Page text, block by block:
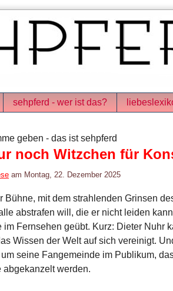
sehpferd - wer ist das?
geben - das ist sehpferd
noch Witzchen für
am Montag, 22. Dezember 2025
Bühne, mit dem strahlenden Grinsen
abstrafen will, die er nicht leiden
im Fernsehen geübt. Kurz: Dieter Nuhr
Wissen der Welt auf sich vereinigt.
seine Fangemeinde im Publikum,
werden.